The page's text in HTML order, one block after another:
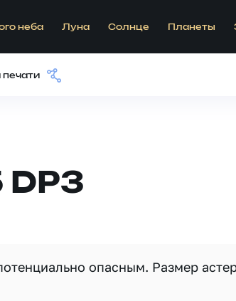
неба Луна Солнце Планеты
печати
опасным. Размер